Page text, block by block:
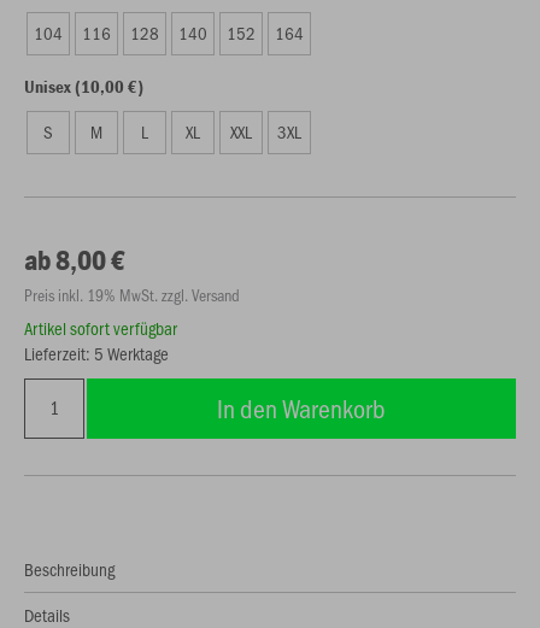
104 116 128 140 152 164
Unisex (10,00 €)
S M L XL XXL 3XL
ab 8,00 €
Preis inkl. 19% MwSt. zzgl. Versand
Artikel sofort verfügbar
Lieferzeit: 5 Werktage
In den Warenkorb
Beschreibung
Details